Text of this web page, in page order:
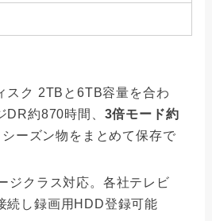
スク 2TBと6TB容量を合わ
DR約870時間、 3倍モード約
シーズン物をまとめて保存で
ジクラス対応。各社テレビ
続し録画用HDD登録可能